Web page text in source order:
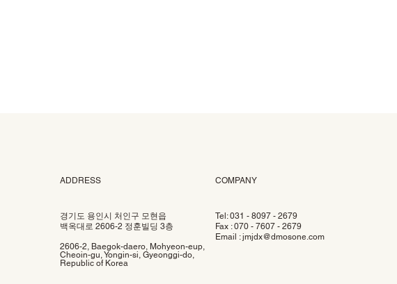
ADDRESS
경기도 용인시 처인구 모현읍
백옥대로 2606-2 정훈빌딩 3층
2606-2, Baegok-daero, Mohyeon-eup,
Cheoin-gu, Yongin-si, Gyeonggi-do,
Republic of Korea
COMPANY
Tel: 031 - 8097 - 2679
Fax : 070 - 7607 - 2679
Email :jmjdx@dmosone.com